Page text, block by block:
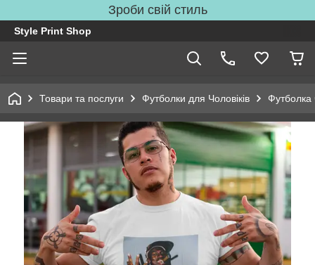
Зроби свій стиль
Style Print Shop
Товари та послуги Футболки для Чоловіків Футболка